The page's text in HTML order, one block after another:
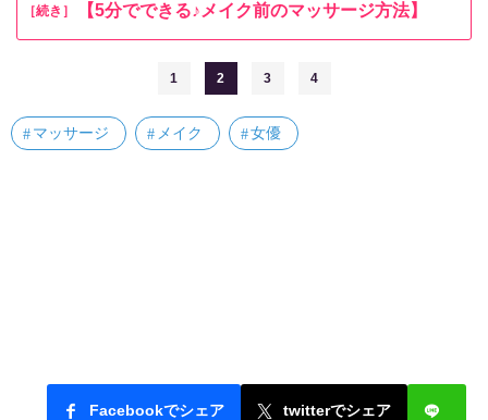
［続き］ 【5分でできる♪メイク前のマッサージ方法】
1 2 3 4
マッサージ メイク 女優
Facebookでシェア twitterでシェア